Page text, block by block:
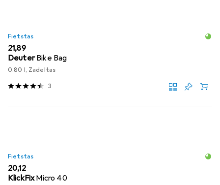
Fietstas
EUR
21,89
Deuter Bike Bag
0.80 l, Zadeltas
3
Fietstas
EUR
20,12
KlickFixMicro 40